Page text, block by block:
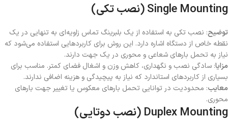
Single Mounting (نصب تکی)
توضیح: نصب تکی به استفاده از یک بلبرینگ تماس زاویه‌ای به تنهایی در یک
نقطه خاص از دستگاه اشاره دارد. این روش برای کاربردهایی استفاده می‌شود که
نیاز به تحمل بارهای شعاعی و محوری در یک جهت دارند.
مزایا: سادگی نصب و نگهداری، کاهش وزن و اشغال فضای کمتر. مناسب برای
بسیاری از کاربردهای استاندارد که نیاز به پیچیدگی و هزینه اضافی ندارند.
معایب: محدودیت در توانایی تحمل بارهای معکوس یا تغییر جهت بارهای
محوری.
Duplex Mounting (نصب دوتایی)